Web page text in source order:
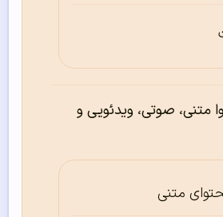
متنی، صوتی، ویدئویی و
متنی